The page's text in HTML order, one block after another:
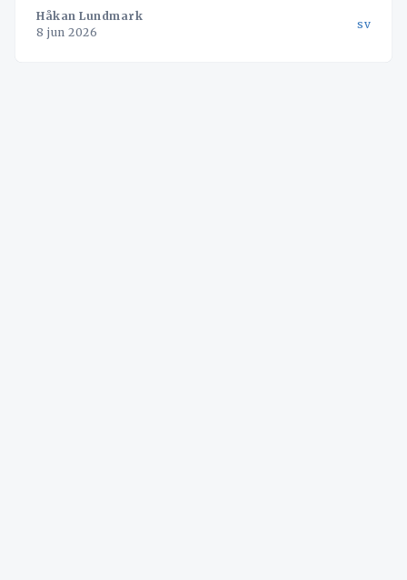
Håkan Lundmark
8 jun 2026
sv